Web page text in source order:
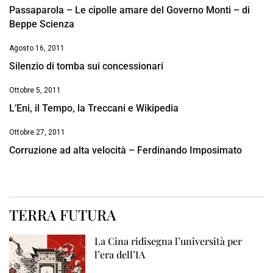
Passaparola – Le cipolle amare del Governo Monti – di
Beppe Scienza
Agosto 16, 2011
Silenzio di tomba sui concessionari
Ottobre 5, 2011
L’Eni, il Tempo, la Treccani e Wikipedia
Ottobre 27, 2011
Corruzione ad alta velocità – Ferdinando Imposimato
TERRA FUTURA
La Cina ridisegna l’università per
l’era dell’IA